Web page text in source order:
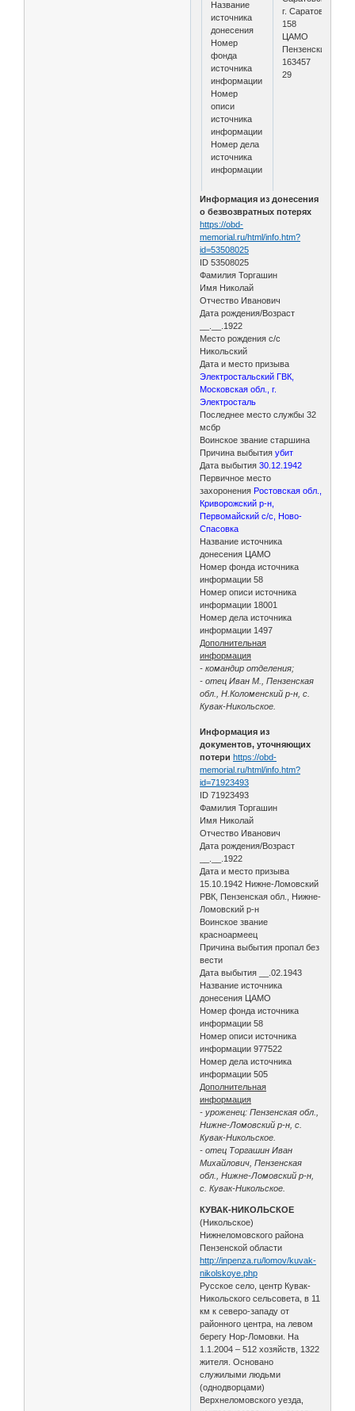
Название
источника
донесения
Номер
фонда
источника
информации
Номер
описи
источника
информации
Номер дела
источника
информации
г. Саратов
158
ЦАМО
Пензенский ВПП
163457
29
Информация из донесения
о безвозвратных потерях
https://obd-
memorial.ru/html/info.htm?
id=53508025
ID 53508025
Фамилия Торгашин
Имя Николай
Отчество Иванович
Дата рождения/Возраст
__.__.1922
Место рождения с/с
Никольский
Дата и место призыва
Электростальский ГВК,
Московская обл., г.
Электросталь
Последнее место службы 32
мсбр
Воинское звание старшина
Причина выбытия убит
Дата выбытия30.12.1942
Первичное место
захоронения Ростовская обл.,
Криворожский р-н,
Первомайский с/с, Ново-
Спасовка
Название источника
донесения ЦАМО
Номер фонда источника
информации 58
Номер описи источника
информации 18001
Номер дела источника
информации 1497
Дополнительная
информация
- командир отделения;
- отец Иван М., Пензенская
обл., Н.Коломенский р-н, с.
Кувак-Никольское.
Информация из
документов, уточняющих
потери https://obd-
memorial.ru/html/info.htm?
id=71923493
ID 71923493
Фамилия Торгашин
Имя Николай
Отчество Иванович
Дата рождения/Возраст
__.__.1922
Дата и место призыва
15.10.1942 Нижне-Ломовский
РВК, Пензенская обл., Нижне-
Ломовский р-н
Воинское звание
красноармеец
Причина выбытия пропал без
вести
Дата выбытия __.02.1943
Название источника
донесения ЦАМО
Номер фонда источника
информации 58
Номер описи источника
информации 977522
Номер дела источника
информации 505
Дополнительная
информация
- уроженец: Пензенская обл.,
Нижне-Ломовский р-н, с.
Кувак-Никольское.
- отец Торгашин Иван
Михайлович, Пензенская
обл., Нижне-Ломовский р-н,
с. Кувак-Никольское.
КУВАК-НИКОЛЬСКОЕ
(Никольское)
Нижнеломовского района
Пензенской области
http://inpenza.ru/lomov/kuvak-
nikolskoye.php
Русское село, центр Кувак-
Никольского сельсовета, в 11
км к северо-западу от
районного центра, на левом
берегу Нор-Ломовки. На
1.1.2004 – 512 хозяйств, 1322
жителя. Основано
служилыми людьми
(однодворцами)
Верхнеломовского уезда,